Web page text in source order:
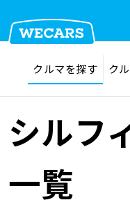
在庫検索 サ
クルマを探す
クルマを探す ク
シルフ
一覧